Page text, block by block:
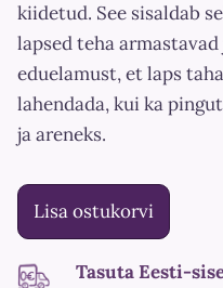
kiidetud. See sisaldab
lapsed teha
eduelamust, et laps
lahendada, kui ka
ja areneks.
Lisa ostukorvi
Tasuta Eesti-